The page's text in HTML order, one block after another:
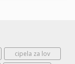
cipela za lov